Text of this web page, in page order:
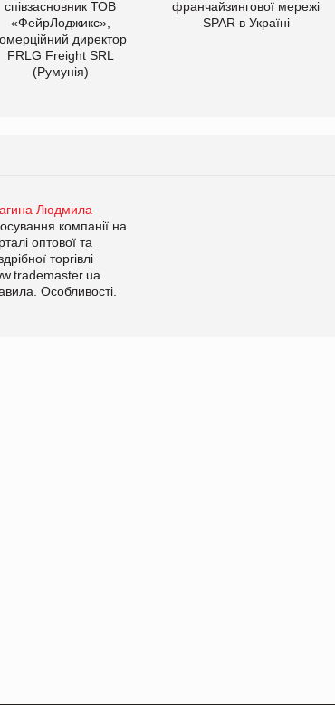
співзасновник ТОВ
«ФейрЛоджикс»,
директор
FRLG Freight SRL
(Румунія)
франчайзингової мережі
SPAR в Україні
Людмила
компанії на
оптової та
торгівлі
Особливості.